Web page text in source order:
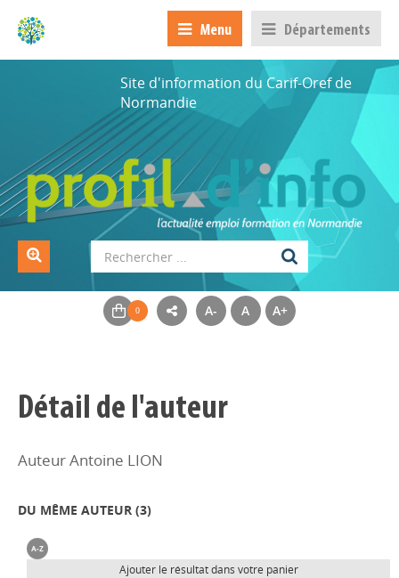
Menu Départements
Site d'information du Carif-Oref de
Normandie
A- A A+
Détail de l'auteur
Auteur Antoine LION
DU MÊME AUTEUR (3)
Ajouter le résultat dans votre panier